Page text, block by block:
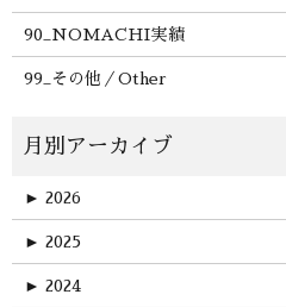
90_NOMACHI実績
99_その他／Other
► 2026
► 2025
► 2024